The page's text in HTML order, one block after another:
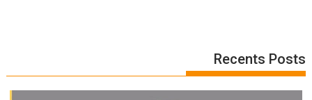
Recents Posts